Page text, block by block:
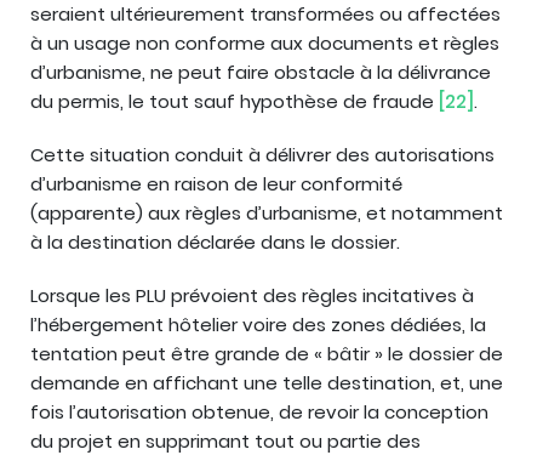
seraient ultérieurement transformées ou affectées
à un usage non conforme aux documents et règles
d’urbanisme, ne peut faire obstacle à la délivrance
du permis, le tout sauf hypothèse de fraude [22] .
Cette situation conduit à délivrer des autorisations
d’urbanisme en raison de leur conformité
(apparente) aux règles d’urbanisme, et notamment
à la destination déclarée dans le dossier.
Lorsque les PLU prévoient des règles incitatives à
l’hébergement hôtelier voire des zones dédiées, la
tentation peut être grande de « bâtir » le dossier de
demande en affichant une telle destination, et, une
fois l’autorisation obtenue, de revoir la conception
du projet en supprimant tout ou partie des